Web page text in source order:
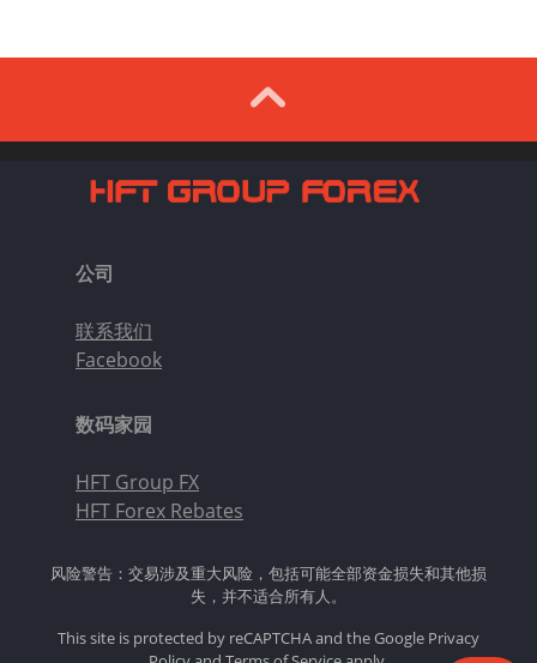
公司
联系我们
Facebook
数码家园
HFT Group FX
HFT Forex Rebates
风险警告：交易涉及重大风险，包括可能全部资金损失和其他损
失，并不适合所有人。
This site is protected by reCAPTCHA and the Google Privacy